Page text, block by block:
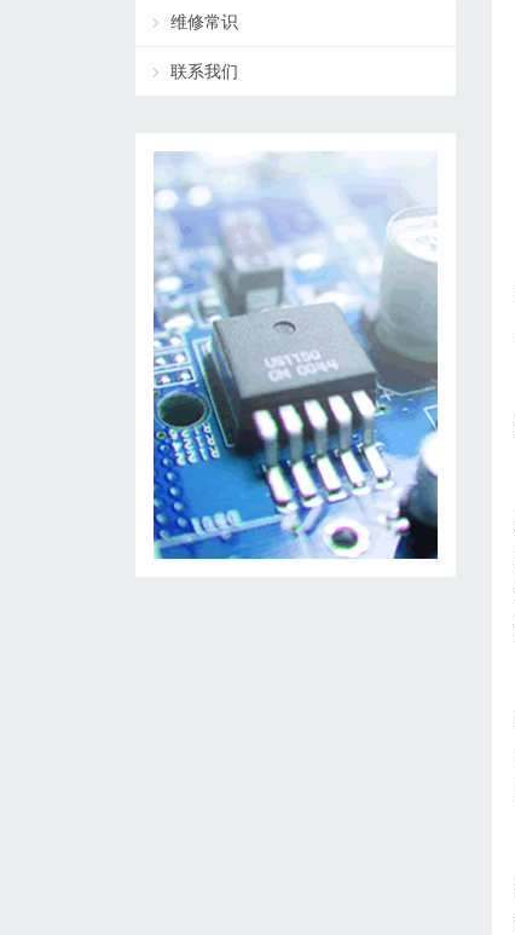
维修常识
联系我们